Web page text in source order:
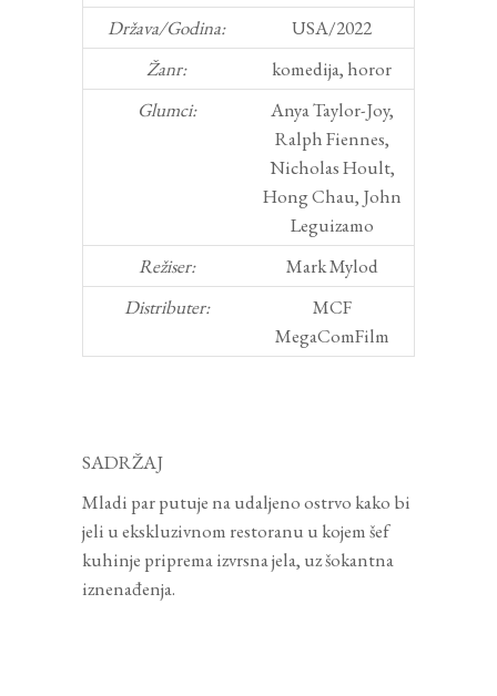
Država/Godina:
USA/2022
Žanr:
komedija, horor
Glumci:
Anya Taylor-Joy,
Ralph Fiennes,
Nicholas Hoult,
Hong Chau, John
Leguizamo
Režiser:
Mark Mylod
Distributer:
MCF
MegaComFilm
SADRŽAJ
Mladi par putuje na udaljeno ostrvo kako bi
jeli u ekskluzivnom restoranu u kojem šef
kuhinje priprema izvrsna jela, uz šokantna
iznenađenja.